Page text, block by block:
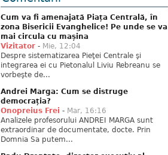
Cum va fi amenajată Piața Centrală, în
zona Bisericii Evanghelice! Pe unde se va
mai circula cu mașina
Vizitator - Mie, 12:04
Despre sistematizarea Pieţei Centrale şi
integrarea ei cu Pietonalul Liviu Rebreanu se
vorbeşte de...
Andrei Marga: Cum se distruge
democrația?
Onopreius Frei - Mar, 16:16
Analizele profesorului ANDREI MARGA sunt
extraordinar de documentate, docte. Prin
Domnia Sa putem...